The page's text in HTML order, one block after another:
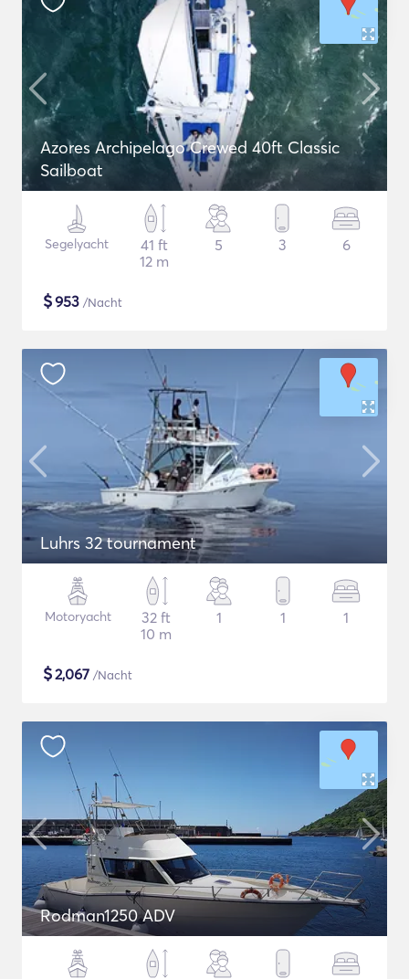
Azores Archipelago Crewed 40ft Classic
Sailboat
Segelyacht
41 ft
12 m
5 3 6
$953 /Nacht
Luhrs 32 tournament
Motoryacht
32 ft
10 m
1 1 1
$2,067 /Nacht
Rodman1250 ADV